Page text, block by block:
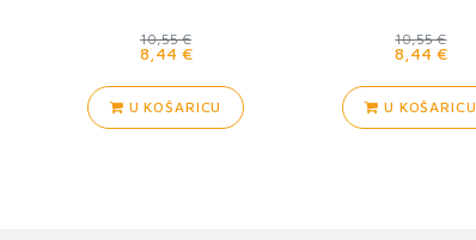
10,55 €
8,44 €
U KOŠARICU
10,55 €
8,44 €
U KOŠARICU